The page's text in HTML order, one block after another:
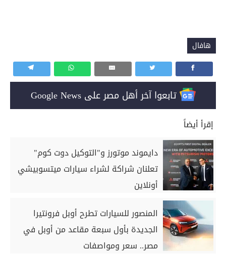
هافال
تابعوا آخر أهل مصر على Google News
إقرأ أيضاً
دايموند موتورز و"التوكيل دوت كوم"
تعلنان شراكة لشراء سيارات ميتسوبيشي
أونلاين
المنصور للسيارات تطرح أوبل فرونتيرا
الجديدة بأول سبعة مقاعد من أوبل في
مصر.. سعر ومواصفات